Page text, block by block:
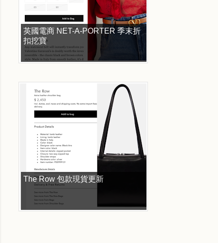
英國電商 NET-A-PORTER 季末折
扣挖寶
The Row 包款現貨更新